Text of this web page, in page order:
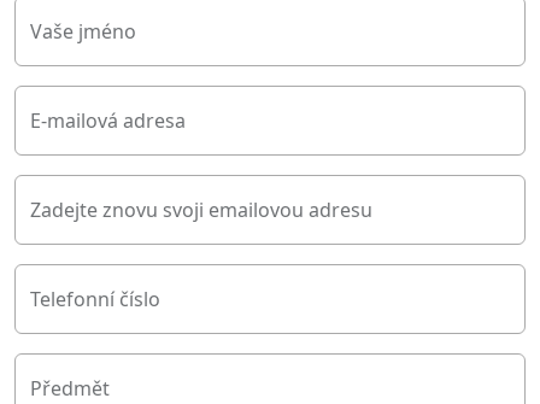
Vaše jméno
E-mailová adresa
Zadejte znovu svoji emailovou adresu
Telefonní číslo
Předmět